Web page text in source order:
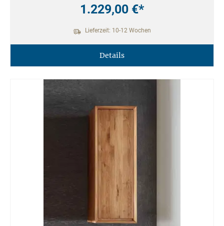
1.229,00 €*
Lieferzeit: 10-12 Wochen
Details